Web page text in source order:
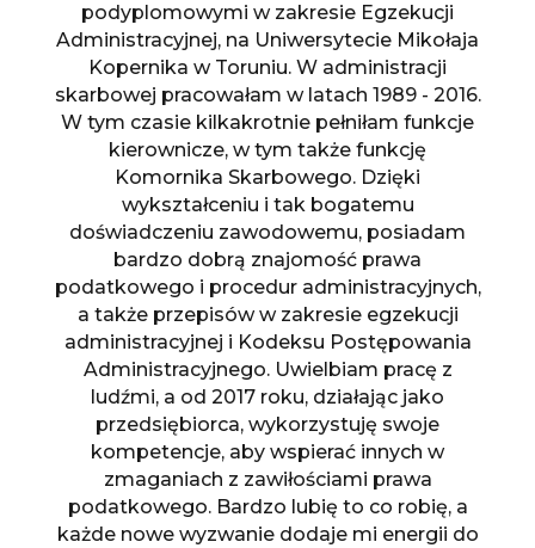
podyplomowymi w zakresie Egzekucji
Administracyjnej, na Uniwersytecie Mikołaja
Kopernika w Toruniu. W administracji
skarbowej pracowałam w latach 1989 - 2016.
W tym czasie kilkakrotnie pełniłam funkcje
kierownicze, w tym także funkcję
Komornika Skarbowego. Dzięki
wykształceniu i tak bogatemu
doświadczeniu zawodowemu, posiadam
bardzo dobrą znajomość prawa
podatkowego i procedur administracyjnych,
a także przepisów w zakresie egzekucji
administracyjnej i Kodeksu Postępowania
Administracyjnego. Uwielbiam pracę z
ludźmi, a od 2017 roku, działając jako
przedsiębiorca, wykorzystuję swoje
kompetencje, aby wspierać innych w
zmaganiach z zawiłościami prawa
podatkowego. Bardzo lubię to co robię, a
każde nowe wyzwanie dodaje mi energii do